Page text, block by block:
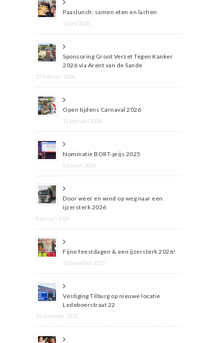
Paaslunch: samen eten en lachen
2 april 2026
Sponsoring Groot Verzet Tegen Kanker
2026 via Arent van de Sande
27 februari 2026
Open tijdens Carnaval 2026
11 februari 2026
Nominatie BORT-prijs 2025
8 januari 2026
Door weer en wind op weg naar een
ijzersterk 2026
8 januari 2026
Fijne feestdagen & een ijzersterk 2026!
22 december 2025
Vestiging Tilburg op nieuwe locatie
Ledeboerstraat 22
16 december 2025